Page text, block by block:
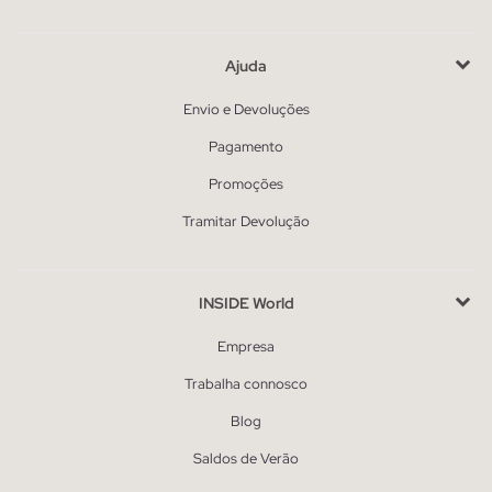
Ajuda
Envio e Devoluções
Pagamento
Promoções
Tramitar Devolução
INSIDE World
Empresa
Trabalha connosco
Blog
Saldos de Verão